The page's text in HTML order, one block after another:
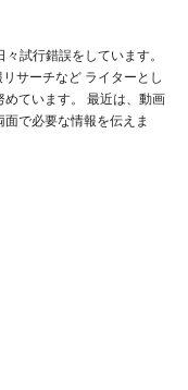
試行錯誤をしています。
サーチなど ライターとし
ています。 最近は、動画
で必要な情報を伝えま